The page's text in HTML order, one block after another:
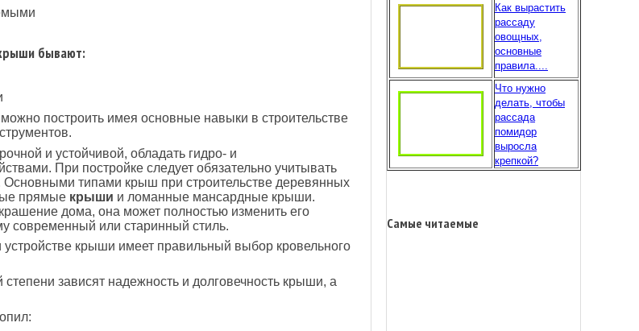
бывают:
построить имея основные навыки в строительстве
и устойчивой, обладать гидро- и
При постройке следует обязательно учитывать
типами крыш при строительстве деревянных
прямые крыши и ломанные мансардные крыши.
дома, она может полностью изменить его
современный или старинный стиль.
крыши имеет правильный выбор кровельного
степени зависят надежность и долговечность крыши, а
Как вырастить
рассаду
овощных,
основные
правила....
Что нужно
делать, чтобы
рассада
помидор
выросла
крепкой?
Самые читаемые